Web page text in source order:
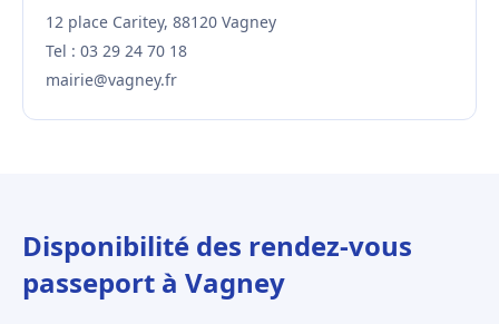
12 place Caritey, 88120 Vagney
Tel : 03 29 24 70 18
mairie@vagney.fr
Disponibilité des rendez-vous
passeport à Vagney